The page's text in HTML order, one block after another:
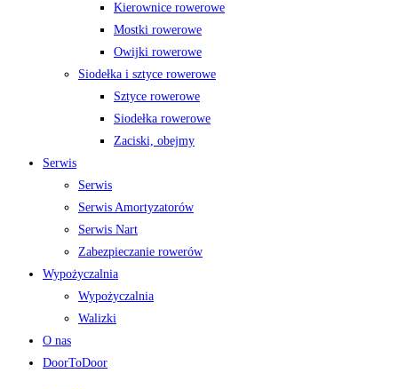
Kierownice rowerowe
Mostki rowerowe
Owijki rowerowe
Siodełka i sztyce rowerowe
Sztyce rowerowe
Siodełka rowerowe
Zaciski, obejmy
Serwis
Serwis
Serwis Amortyzatorów
Serwis Nart
Zabezpieczanie rowerów
Wypożyczalnia
Wypożyczalnia
Walizki
O nas
DoorToDoor